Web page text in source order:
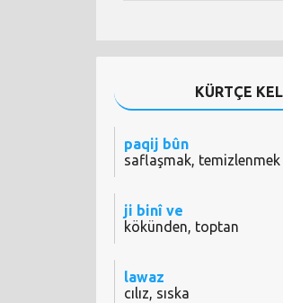
KÜRTÇE
paqij bûn
saflaşmak, temizlenmek
ji binî ve
kökünden, toptan
lawaz
cılız, sıska